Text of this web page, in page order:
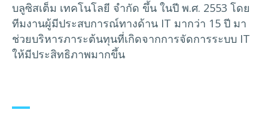
บลูซิสเต็ม เทคโนโลยี จำกัด ขึ้น ในปี พ.ศ. 2553 โดย
ทีมงานผู้มีประสบการณ์ทางด้าน IT มากว่า 15 ปี มา
ช่วยบริหารภาระต้นทุนที่เกิดจากการจัดการระบบ IT
ให้มีประสิทธิภาพมากขึ้น